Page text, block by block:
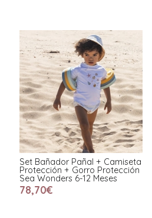
Set Bañador Pañal + Camiseta
Protección + Gorro Protección
Sea Wonders 6-12 Meses
78,70€